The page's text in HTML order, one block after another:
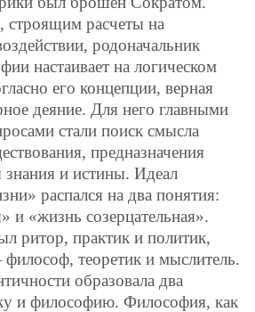
строящим расчеты на
родоначальник
настаивает на логическом
его концепции, верная
деяние. Для него главными
стали поиск смысла
предназначения
знания и истины. Идеал
распался на два понятия:
и «жизнь созерцательная».
ритор, практик и политик,
теоретик и мыслитель.
образовала два
и философию. Философия, как